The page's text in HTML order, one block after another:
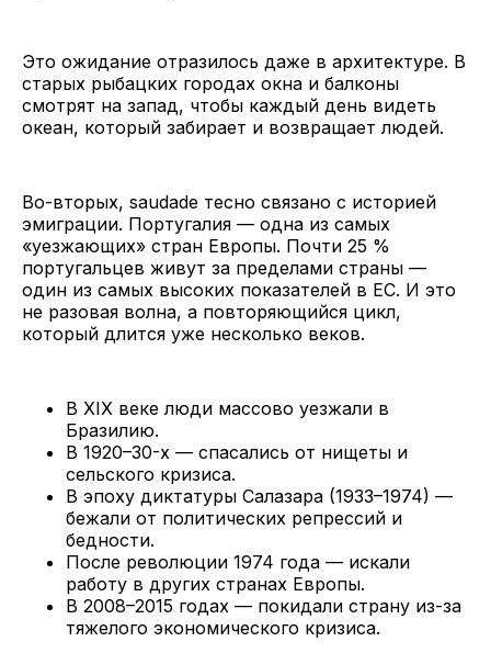
Это ожидание отразилось даже в архитектуре. В
старых рыбацких городах окна и балконы
смотрят на запад, чтобы каждый день видеть
океан, который забирает и возвращает людей.
Во-вторых, saudade тесно связано с историей
эмиграции. Португалия — одна из самых
«уезжающих» стран Европы. Почти 25 %
португальцев живут за пределами страны —
один из самых высоких показателей в ЕС. И это
не разовая волна, а повторяющийся цикл,
который длится уже несколько веков.
В XIX веке люди массово уезжали в
Бразилию.
В 1920–30-х — спасались от нищеты и
сельского кризиса.
В эпоху диктатуры Салазара (1933–1974) —
бежали от политических репрессий и
бедности.
После революции 1974 года — искали
работу в других странах Европы.
В 2008–2015 годах — покидали страну из-за
тяжелого экономического кризиса.